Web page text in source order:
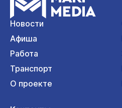
Новости
Афиша
Работа
Транспорт
О проекте